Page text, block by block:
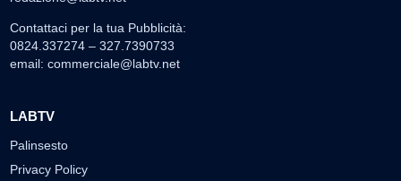
Contattaci per la tua Pubblicità:
0824.337274 – 327.7390733
email: commerciale@labtv.net
LABTV
Palinsesto
Privacy Policy